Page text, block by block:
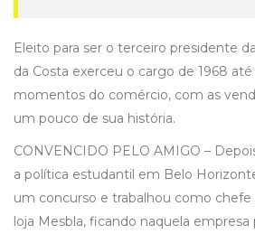
Eleito para ser o terceiro presidente
da Costa exerceu o cargo de 1968 até
momentos do comércio, com as
um pouco de sua história.
CONVENCIDO PELO AMIGO –
a política estudantil em Belo
um concurso e trabalhou como chefe
loja Mesbla, ficando naquela